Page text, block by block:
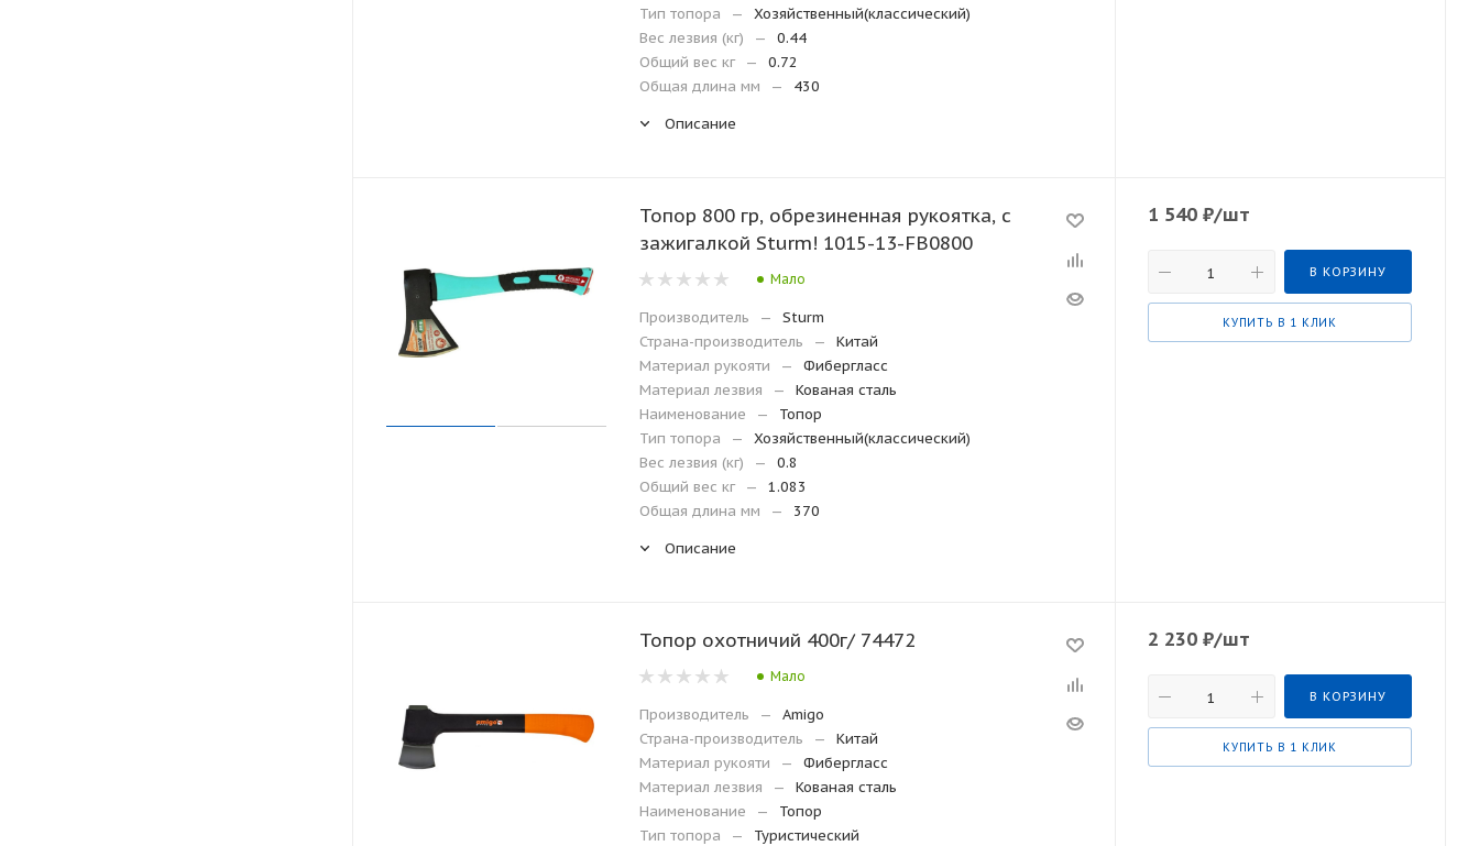
Тип топора
—
Хозяйственный(классический)
Вес лезвия (кг)
—
0.44
Общий вес кг
—
0.72
Общая длина мм
—
430
Описание
Топор 800 гр, обрезиненная рукоятка, с
зажигалкой Sturm! 1015-13-FB0800
Мало
Производитель —
Sturm
Страна-производитель
—
Китай
Материал рукояти
—
Фибергласс
Материал лезвия
—
Кованая сталь
Наименование
—
Топор
Тип топора
—
Хозяйственный(классический)
Вес лезвия (кг)
—
0.8
Общий вес кг
—
1.083
Общая длина мм
—
370
Описание
1 540 ₽/шт
В КОРЗИНУ
КУПИТЬ В 1 КЛИК
Топор охотничий 400г/ 74472
Мало
Производитель —
Amigo
Страна-производитель
—
Китай
Материал рукояти
—
Фибергласс
Материал лезвия
—
Кованая сталь
Наименование
—
Топор
Тип топора
—
Туристический
2 230 ₽/шт
В КОРЗИНУ
КУПИТЬ В 1 КЛИК